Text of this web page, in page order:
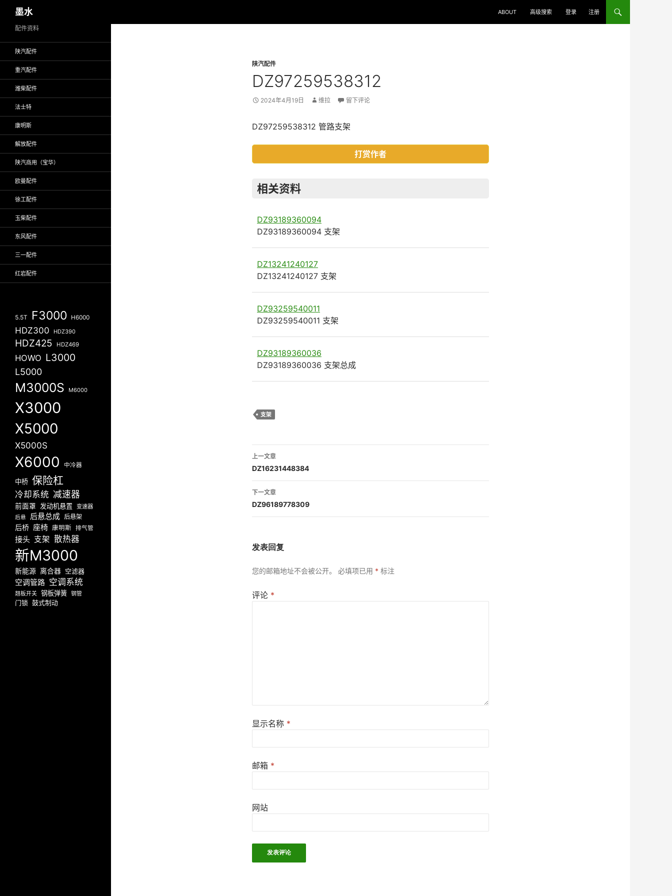
至
墨水 ABOUT 高级搜索 登录 注册
陕汽配件
DZ97259538312
2024年4月19日 维拉 留下评论
DZ97259538312 管路支架
打赏作者
相关资料
DZ93189360094
DZ93189360094 支架
DZ13241240127
DZ13241240127 支架
DZ93259540011
DZ93259540011 支架
DZ93189360036
DZ93189360036 支架总成
支架
文
章
导
航
上一文章
DZ16231448384
下一文章
DZ96189778309
发表回复
您的邮箱地址不会被公开。 必填项已用 * 标注
评论 *
显示名称 *
邮箱 *
网站
配件资料
陕汽配件
重汽配件
潍柴配件
法士特
康明斯
解放配件
陕汽商用（宝华）
欧曼配件
徐工配件
玉柴配件
东风配件
三一配件
红岩配件
5.5T F3000 H6000
HDZ300 HDZ390
HDZ425 HDZ469
HOWO L3000
L5000
M3000S M6000
X3000
X5000
X5000S
X6000 中冷器
中桥 保险杠
冷却系统 减速器
前面罩 发动机悬置 变速器
后悬 后悬总成 后悬架
后桥 座椅 康明斯 排气管
接头 支架 散热器
新M3000
新能源 离合器 空滤器
空调管路 空调系统
翘板开关 钢板弹簧 钢管
门锁 鼓式制动